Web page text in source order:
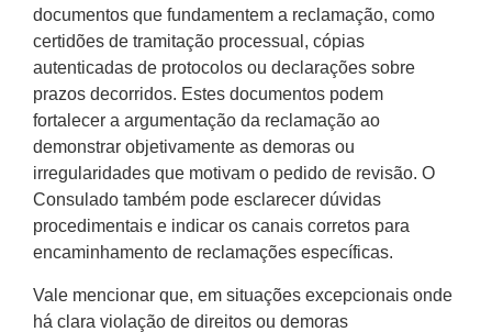
documentos que fundamentem a reclamação, como
certidões de tramitação processual, cópias
autenticadas de protocolos ou declarações sobre
prazos decorridos. Estes documentos podem
fortalecer a argumentação da reclamação ao
demonstrar objetivamente as demoras ou
irregularidades que motivam o pedido de revisão. O
Consulado também pode esclarecer dúvidas
procedimentais e indicar os canais corretos para
encaminhamento de reclamações específicas.
Vale mencionar que, em situações excepcionais onde
há clara violação de direitos ou demoras